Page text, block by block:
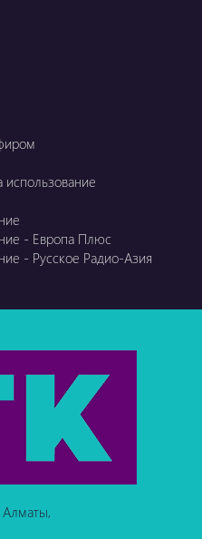
использование
- Европа Плюс
- Русское Радио-Азия
Алматы,